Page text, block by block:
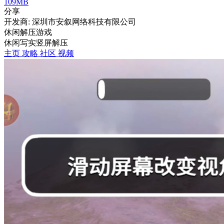
分享
开发商: 深圳市安叙网络科技有限公司
休闲解压游戏
休闲写实竖屏解压
主页 攻略 社区 视频